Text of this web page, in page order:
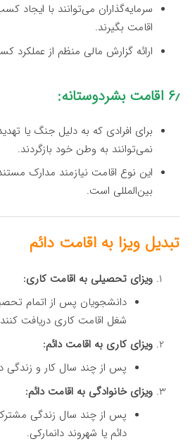
سرمایه‌گذاران می‌توانند با ایجاد
اقامت بگیرند.
ارائه گزارش مالی منظم از عملکرد
۶٫ اقامت بشردوستانه:
برای افرادی که به دلیل جنگ یا
نمی‌توانند به وطن خود بازگردند.
این نوع اقامت نیازمند مدارک
بین‌المللی است.
تبدیل ویزا به اقامت دائم
ویزای تحصیلی به اقامت کاری:
دانشجویان پس از اتمام
شغل اقامت کاری دریافت
ویزای کاری به اقامت دائم:
پس از چند سال کار و زندگی
ویزای خانوادگی به اقامت دائم:
پس از چند سال زندگی مشترک
دائم یا شهروند دانمارکی.